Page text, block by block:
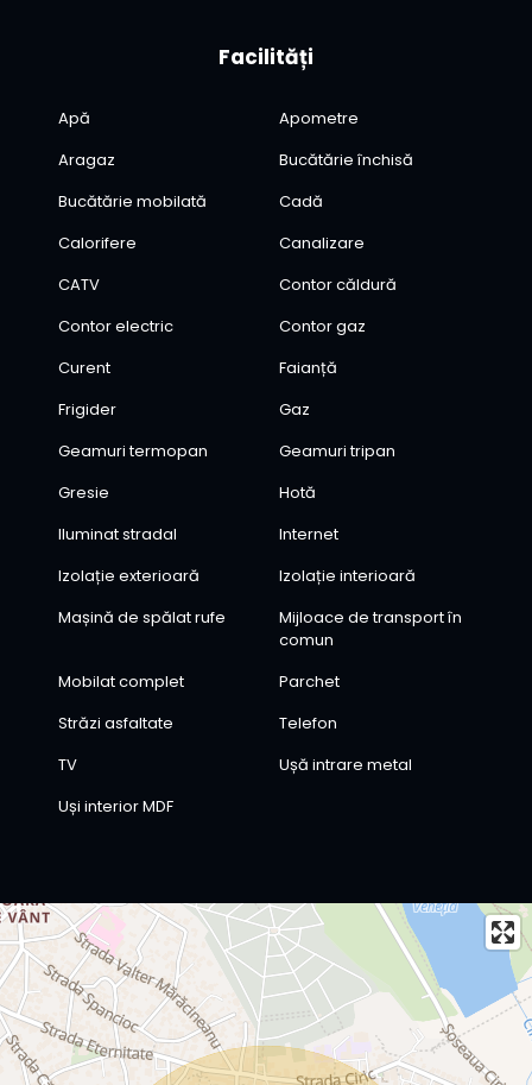
Facilități
Apă
Apometre
Aragaz
Bucătărie închisă
Bucătărie mobilată
Cadă
Calorifere
Canalizare
CATV
Contor căldură
Contor electric
Contor gaz
Curent
Faianță
Frigider
Gaz
Geamuri termopan
Geamuri tripan
Gresie
Hotă
Iluminat stradal
Internet
Izolație exterioară
Izolație interioară
Mașină de spălat rufe
Mijloace de transport în
comun
Mobilat complet
Parchet
Străzi asfaltate
Telefon
TV
Ușă intrare metal
Uși interior MDF